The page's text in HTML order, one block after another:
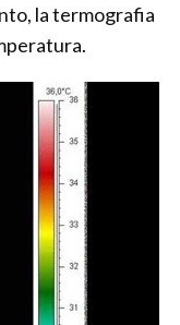
la termografia